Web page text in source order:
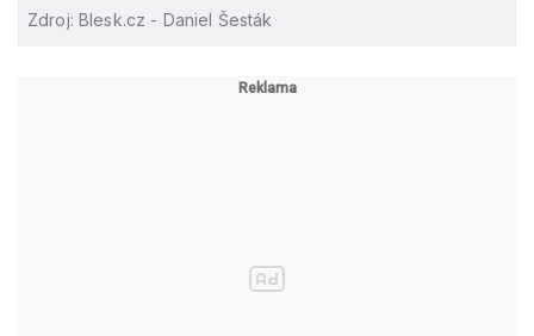
Zdroj: Blesk.cz - Daniel Šesták